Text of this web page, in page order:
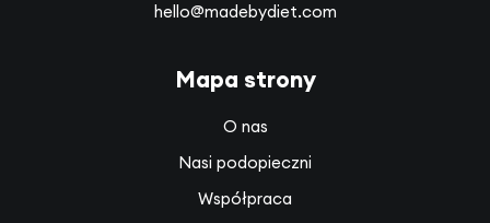
hello@madebydiet.com
Mapa strony
O nas
Nasi podopieczni
Współpraca